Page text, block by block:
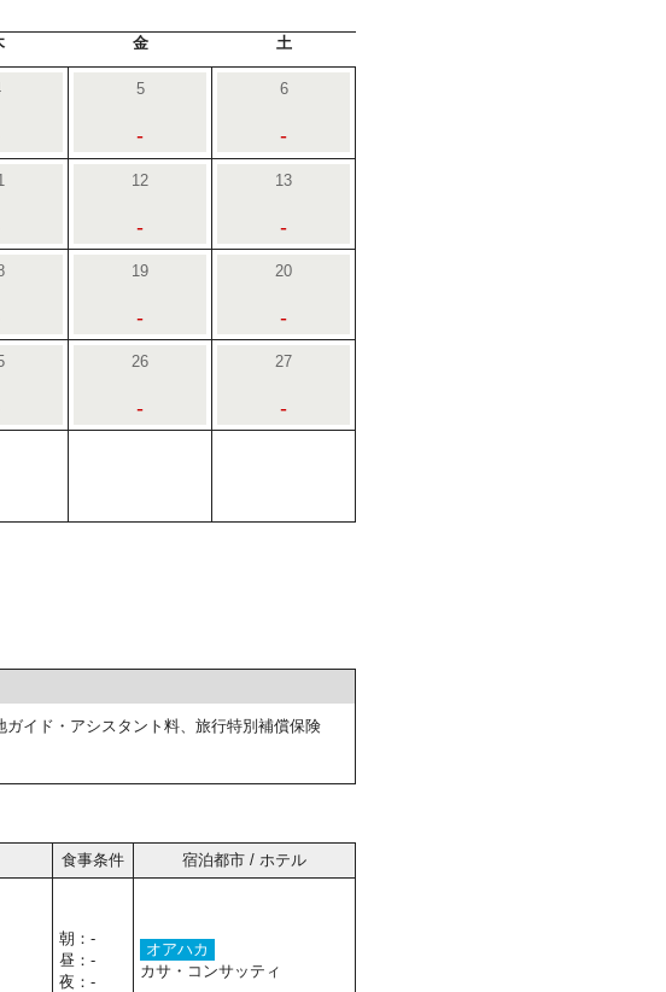
金 土
5
-
6
-
12
-
13
-
19
-
20
-
26
-
27
-
イド・アシスタント料、旅行特別補償保険
食事条件
宿泊都市 / ホテル
朝：-
昼：-
夜：-
オアハカ
カサ・コンサッティ